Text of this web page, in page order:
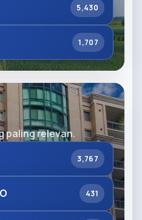
5,430
1,707
paling relevan.
3,767
431